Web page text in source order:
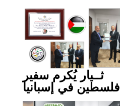
ثــيار يُكرم سفير
فلسطين في إسبانيا